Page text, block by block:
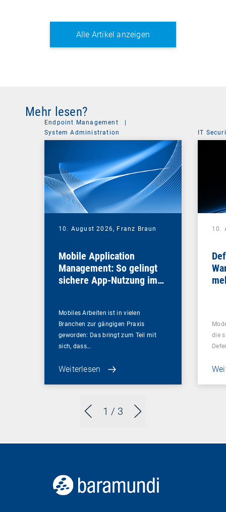
Alle Artikel anzeigen
Mehr lesen?
1 / 3
Endpoint Management
System Administration
10. August 2026, Franz Braun
Mobile Application
Management: So gelingt
sichere App-Nutzung im
Mobiles Arbeiten ist in vielen
Branchen zur gängigen Praxis
geworden: Das bringt zum Teil mit
sich, dass…
Weiterlesen
IT
10.
die